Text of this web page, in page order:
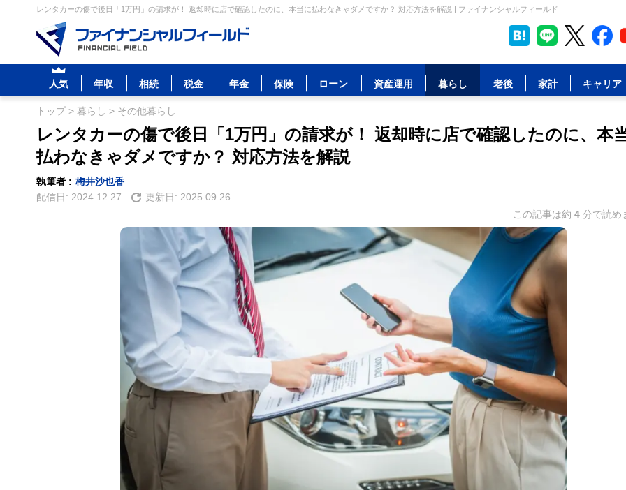
レンタカーの傷で後日「1万円」の請求が！ 返却時に店で確認したのに、本当に払わなきゃダメですか？ 対応方法を解説 | ファイナンシャルフィールド
人気 年収 相続 税金 年金 保険 ローン 資産運用 暮らし 老後 家計 キャリア
トップ> 暮らし > その他暮らし
レンタカーの傷で後日「1万円」の請求が！ 返却時に店で確認したのに、本
払わなきゃダメですか？ 対応方法を解説
執筆者 : 梅井沙也香
配信日: 2024.12.27 更新日: 2025.09.26
この記事は約 4 分で読め